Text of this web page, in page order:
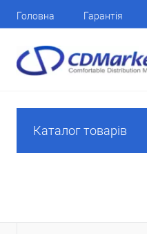
Головна Гарантія
Каталог товарів